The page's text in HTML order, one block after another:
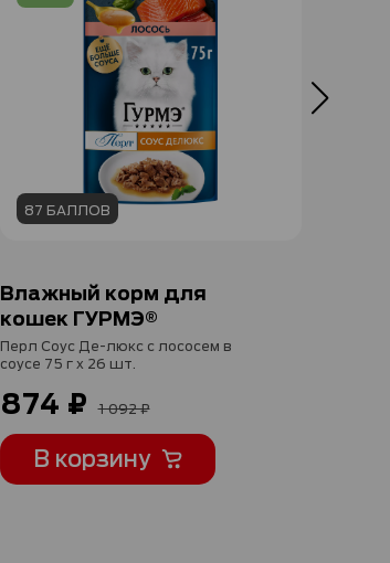
87 БАЛЛОВ
Влажный корм для
кошек ГУРМЭ®
Перл Соус Де-люкс с лососем в
соусе 75 г x 26 шт.
874 ₽ 1 092 ₽
В корзину